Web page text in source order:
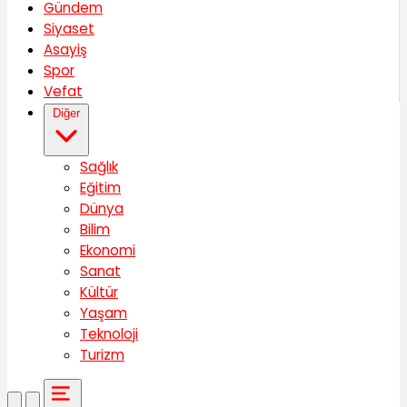
Gündem
Siyaset
Asayiş
Spor
Vefat
Diğer
Sağlık
Eğitim
Dünya
Bilim
Ekonomi
Sanat
Kültür
Yaşam
Teknoloji
Turizm